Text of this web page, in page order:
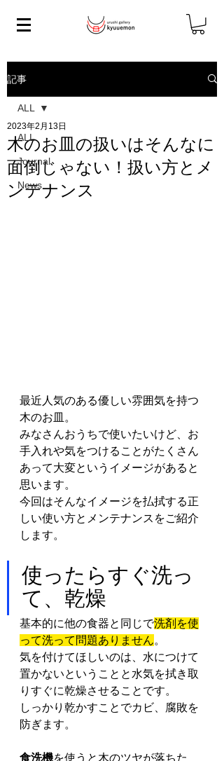
記事
ALL
Journal
News
ALL
木のお皿の扱いはそんなに
面倒じゃない！扱い方とメ
ンテナンス
2023年2月13日
最近人気のある優しい雰囲気を持つ
木のお皿。
みなさんおうちで使いたいけど、お
手入れや気をつけることがたくさん
あって大変というイメージがあると
思います。
今回はそんなイメージを払拭する正
しい使い方とメンテナンスをご紹介
します。
使ったらすぐ洗っ
て、乾燥
基本的に他の食器と同じで洗剤を使
って洗って問題ありません。
気を付けてほしいのは、水につけて
置かないということと水気を拭き取
りすぐに乾燥させることです。
しっかり乾かすことでカビ、腐敗を
防ぎます。
食洗機を使うと木のツヤが落ちた